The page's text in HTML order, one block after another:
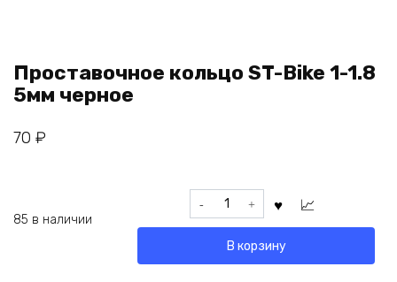
Проставочное кольцо ST-Bike 1-1.8
5мм черное
70 ₽
85 в наличии
Количество
товара
кольцоВ корзину